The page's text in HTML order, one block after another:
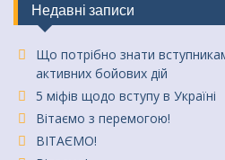
Недавні записи
Що потрібно знати
активних бойових дій
5 міфів щодо вступу в Україні
Вітаємо з перемогою!
ВІТАЄМО!